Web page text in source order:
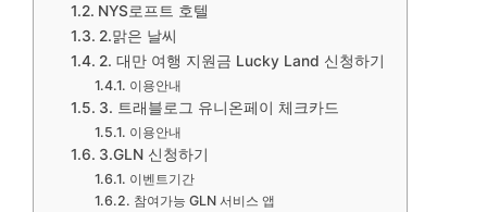
NYS로프트 호텔
2.맑은 날씨
2. 대만 여행 지원금 Lucky Land 신청하기
이용안내
3. 트래블로그 유니온페이 체크카드
이용안내
3.GLN 신청하기
이벤트기간
참여가능 GLN 서비스 앱